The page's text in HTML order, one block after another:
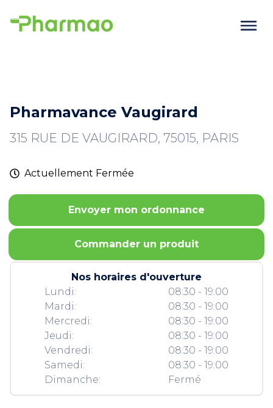
Pharmavance Vaugirard
315 RUE DE VAUGIRARD, 75015, PARIS
Actuellement Fermée
Envoyer mon ordonnance
Commander un produit
Nos horaires d'ouverture
Lundi:
Mardi:
Mercredi:
Jeudi:
Vendredi:
Samedi:
Dimanche:
08:30 - 19:00
08:30 - 19:00
08:30 - 19:00
08:30 - 19:00
08:30 - 19:00
08:30 - 19:00
Fermé